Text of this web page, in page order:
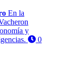
En la
y
0